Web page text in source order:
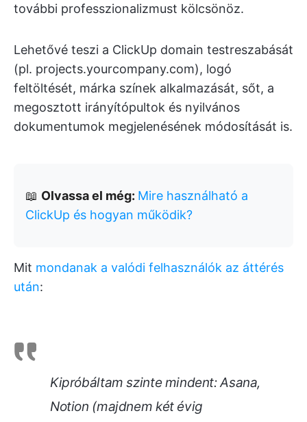
további professzionalizmust kölcsönöz.
Lehetővé teszi a ClickUp domain testreszabását
(pl. projects.yourcompany.com), logó
feltöltését, márka színek alkalmazását, sőt, a
megosztott irányítópultok és nyilvános
dokumentumok megjelenésének módosítását is.
📖 Olvassa el még: Mire használható a
ClickUp és hogyan működik?
Mit mondanak a valódi felhasználók az áttérés
után:
Kipróbáltam szinte mindent: Asana,
Notion (majdnem két évig